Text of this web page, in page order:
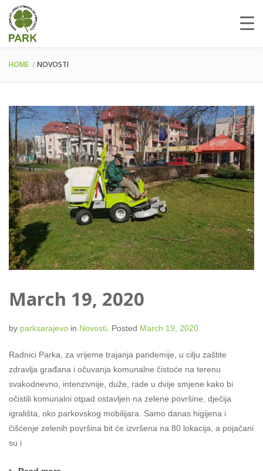
HOME NOVOSTI
March 19, 2020
by parksarajevo in Novosti Posted March 19, 2020
Radnici Parka, za vrijeme trajanja pandemije, u cilju zaštite
zdravlja građana i očuvanja komunalne čistoće na terenu
svakodnevno, intenzivnije, duže, rade u dvije smjene kako bi
očistili komunalni otpad ostavljen na zelene površine, dječija
igrališta, oko parkovskog mobilijara. Samo danas higijena i
čišćenje zelenih površina bit će izvršena na 80 lokacija, a pojačani
su i